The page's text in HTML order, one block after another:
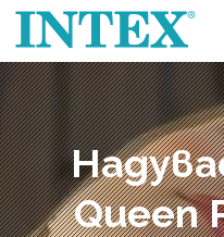
Queen